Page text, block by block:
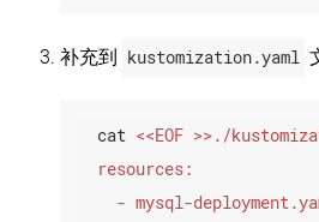
补充到 kustomization.yaml
  cat